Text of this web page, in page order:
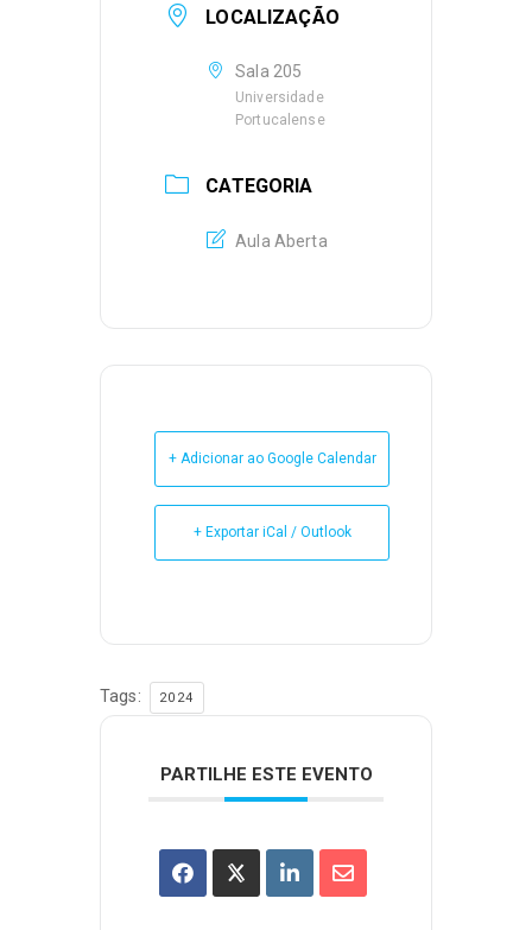
LOCALIZAÇÃO
Sala 205
Universidade
Portucalense
CATEGORIA
Aula Aberta
+ Adicionar ao Google Calendar
+ Exportar iCal / Outlook
Tags: 2024
PARTILHE ESTE EVENTO